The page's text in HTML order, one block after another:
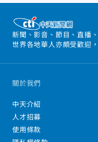
新聞、影音、節目、直播
世界各地華人亦頗受歡迎
關於我們
中天介紹
人才招募
使用條款